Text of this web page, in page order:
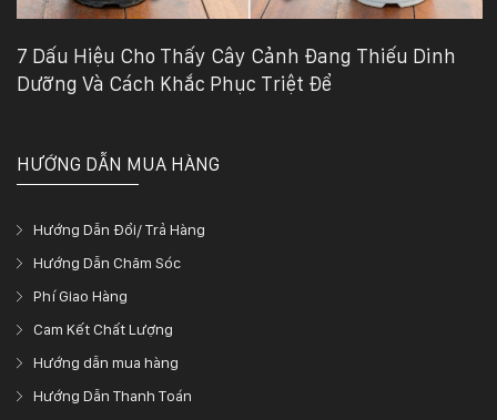
Chí
-
Hòa
Đà
7 Dấu Hiệu Cho Thấy Cây Cảnh Đang Thiếu Dinh
Dưỡng Và Cách Khắc Phục Triệt Để
HƯỚNG DẪN MUA HÀNG
Hướng Dẫn Đổi/ Trả Hàng
Hướng Dẫn Chăm Sóc
Phí Giao Hàng
Cam Kết Chất Lượng
Hướng dẫn mua hàng
Hướng Dẫn Thanh Toán